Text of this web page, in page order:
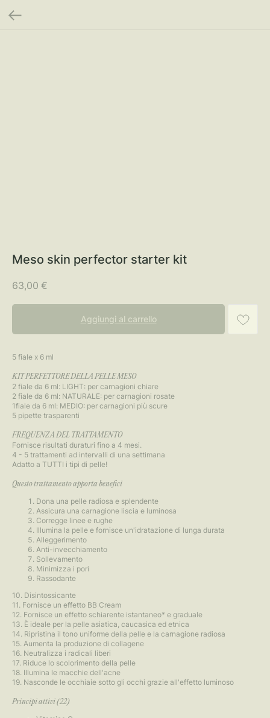
Meso skin perfector starter kit
63,00 €
Aggiungi al carrello
5 fiale x 6 ml
KIT PERFETTORE DELLA PELLE MESO
2 fiale da 6 ml: LIGHT: per carnagioni chiare
2 fiale da 6 ml: NATURALE: per carnagioni rosate
1fiale da 6 ml: MEDIO: per carnagioni più scure
5 pipette trasparenti
FREQUENZA DEL TRATTAMENTO
Fornisce risultati duraturi fino a 4 mesi.
4 - 5 trattamenti ad intervalli di una settimana
Adatto a TUTTI i tipi di pelle!
Questo trattamento apporta benefici
Dona una pelle radiosa e splendente
Assicura una carnagione liscia e luminosa
Corregge linee e rughe
Illumina la pelle e fornisce un'idratazione di lunga durata
Alleggerimento
Anti-invecchiamento
Sollevamento
Minimizza i pori
Rassodante
10. Disintossicante
11. Fornisce un effetto BB Cream
12. Fornisce un effetto schiarente istantaneo* e graduale
13. È ideale per la pelle asiatica, caucasica ed etnica
14. Ripristina il tono uniforme della pelle e la carnagione radiosa
15. Aumenta la produzione di collagene
16. Neutralizza i radicali liberi
17. Riduce lo scolorimento della pelle
18. Illumina le macchie dell'acne
19. Nasconde le occhiaie sotto gli occhi grazie all'effetto luminoso
Principi attivi (22)